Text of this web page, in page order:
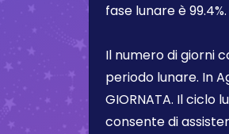
fase lunare è99.4%.
Il numero di giorni
periodo lunare. In
GIORNATA. Il ciclo
consente di